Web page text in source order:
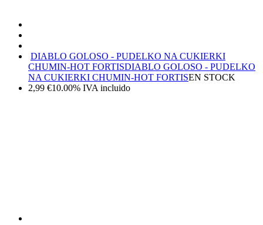
DIABLO GOLOSO - PUDELKO NA CUKIERKI
CHUMIN-HOT FORTISDIABLO GOLOSO - PUDELKO
NA CUKIERKI CHUMIN-HOT FORTISEN STOCK
2,99 €10.00% IVA incluido